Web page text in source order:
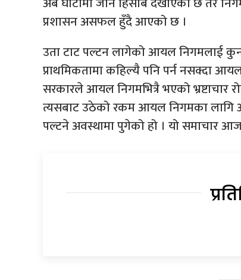
प्रशासन असफल हुँदै आएको छ ।
उता टाट पल्टन लागेको आयल निगमलाई कुन
प्राथमिकतामा कहिल्यै पनि पर्न नसक्दा
सरकारले आयल निगमभित्रै भएको भ्रष्टाचार
त्यसबाट उठेको रकम आयल निगमका लागि
पल्टने अवस्थामा पुगेको हो । यो समाचार